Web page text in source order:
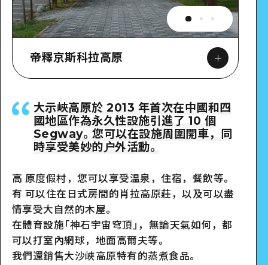
帝釋京斯科拉高原
Google Maps
詳細看看
大示峽高原於 2013 年首次在中國和四
國地區作為永久性設施引進了 10 個
Segway。您可以在設施周圍開車，同
時享受美妙的户外活動。
高 原度假村，您可以享受温泉，住宿，餐飲等。
有 可以住在日式房間的肖拉高原莊，以及可以盡
情享受大自然的木屋。
在體育設施「神石宇宙穹頂」，無論天氣如何，都
可以打室內網球，地面高爾夫等。
我們還銷售大沙峽高原特有的蒸煮食品。